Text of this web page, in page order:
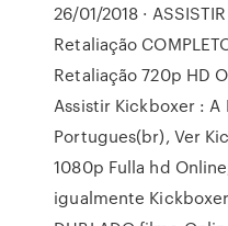
26/01/2018 ·
Retaliação
Retaliação 720p HD
Assistir Kickboxer :
Portugues(br), Ver
1080p Fulla hd
igualmente